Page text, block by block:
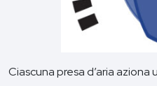
Ciascuna presa d’aria